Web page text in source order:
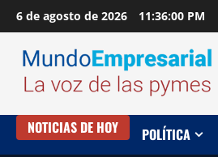
Saltar
al
contenido
6 de agosto de 2026 11:36:01 PM
NOTICIAS DE HOY POLÍTICA